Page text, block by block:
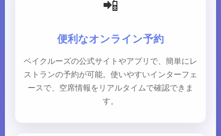
📲
便利なオンライン予約
ベイクルーズの公式サイトやアプリで、簡単にレ
ストランの予約が可能。使いやすいインターフェ
ースで、空席情報をリアルタイムで確認できま
す。